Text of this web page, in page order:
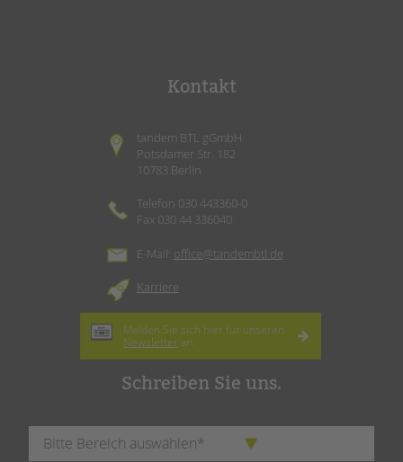
Kontakt
tandem BTL gGmbH
Potsdamer Str. 182
10783 Berlin
Telefon 030 443360-0
Fax 030 44 336040
E-Mail: office@tandembtl.de
Karriere
Melden Sie sich hier für unseren
Newsletter an.
Schreiben Sie uns.